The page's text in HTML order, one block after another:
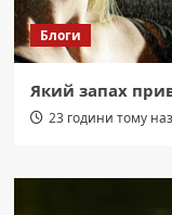
Блоги
Який запах
23 години тому